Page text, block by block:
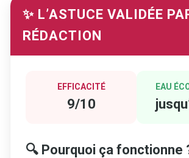
✨ L’ASTUCE VALIDÉE
RÉDACTION
EFFICACITÉ
9/10
EAU
🔍 Pourquoi ça fonctionne